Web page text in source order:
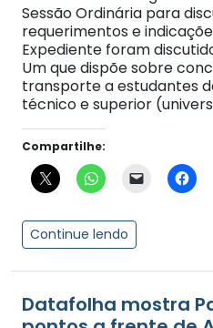
Sessão Ordinária para
requerimentos e
Expediente foram
Um que dispõe sobre
transporte a estudantes
técnico e superior
Compartilhe:
Continue lendo
Datafolha mostra